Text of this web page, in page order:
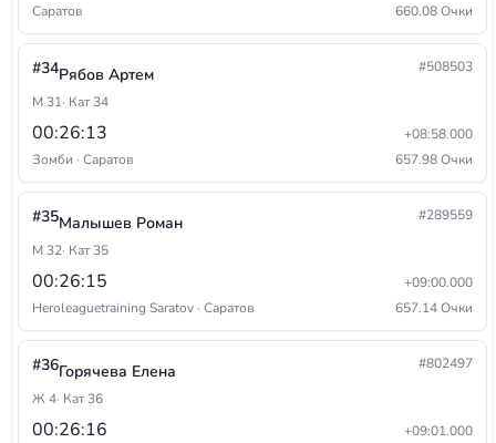
Саратов
660.08 Очки
#34Рябов Артем
#508503
М 31· Кат 34
00:26:13
+08:58.000
Зомби · Саратов
657.98 Очки
#35Малышев Роман
#289559
М 32· Кат 35
00:26:15
+09:00.000
Heroleaguetraining Saratov · Саратов
657.14 Очки
#36Горячева Елена
#802497
Ж 4· Кат 36
00:26:16
+09:01.000